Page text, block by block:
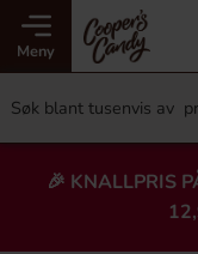
Meny
🎉 KNALLPRIS